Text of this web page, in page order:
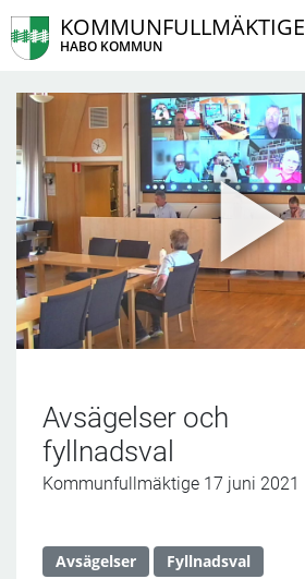
KOMMUNFULLMÄKTIGE
HABO KOMMUN
Avsägelser och
fyllnadsval
Kommunfullmäktige 17 juni 2021
Avsägelser Fyllnadsval